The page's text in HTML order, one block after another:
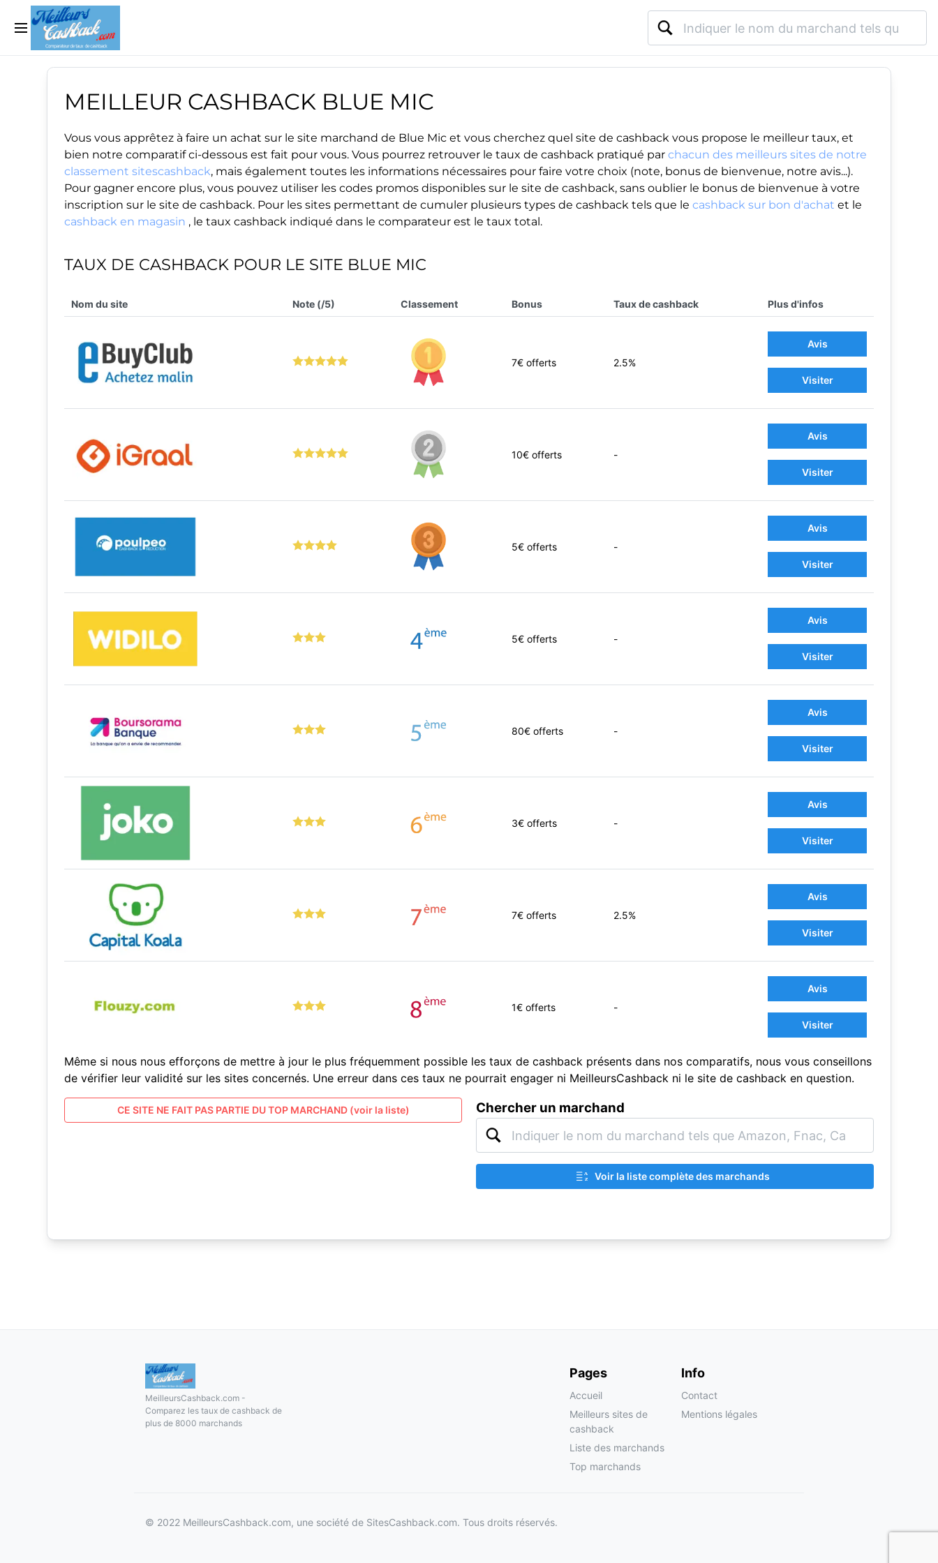
MEILLEUR CASHBACK BLUE MIC
Vous vous apprêtez à faire un achat sur le site marchand de Blue Mic et vous cherchez quel site de cashback vous propose le meilleur taux, et
bien notre comparatif ci-dessous est fait pour vous. Vous pourrez retrouver le taux de cashback pratiqué par chacun des meilleurs sites de notre
classement sitescashback, mais également toutes les informations nécessaires pour faire votre choix (note, bonus de bienvenue, notre avis...).
Pour gagner encore plus, vous pouvez utiliser les codes promos disponibles sur le site de cashback, sans oublier le bonus de bienvenue à votre
inscription sur le site de cashback. Pour les sites permettant de cumuler plusieurs types de cashback tels que le cashback sur bon d'achat et le
cashback en magasin , le taux cashback indiqué dans le comparateur est le taux total.
TAUX DE CASHBACK POUR LE SITE BLUE MIC
Nom du site Note (/5) Classement Bonus Taux de cashback Plus d'infos
7€ offerts 2.5%
Avis
Visiter
10€ offerts -
Avis
Visiter
5€ offerts -
Avis
Visiter
5€ offerts -
Avis
Visiter
80€ offerts -
Avis
Visiter
3€ offerts -
Avis
Visiter
7€ offerts 2.5%
Avis
Visiter
1€ offerts -
Avis
Visiter
Même si nous nous efforçons de mettre à jour le plus fréquemment possible les taux de cashback présents dans nos comparatifs, nous vous conseillons
de vérifier leur validité sur les sites concernés. Une erreur dans ces taux ne pourrait engager ni MeilleursCashback ni le site de cashback en question.
CE SITE NE FAIT PAS PARTIE DU TOP MARCHAND (voir la liste) Chercher un marchand
A
Z
Voir la liste complète des marchands
MeilleursCashback.com -
Comparez les taux de cashback de
plus de 8000 marchands
Pages
Accueil
Meilleurs sites de
cashback
Liste des marchands
Top marchands
Info
Contact
Mentions légales
© 2022 MeilleursCashback.com, une société de SitesCashback.com. Tous droits réservés.